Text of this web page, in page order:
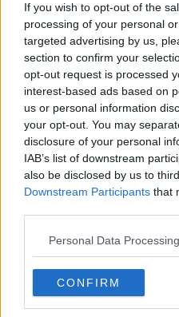
If you wish to opt-out of the
processing of your personal
targeted advertising by us,
section to confirm your
opt-out request is processed
interest-based ads based on
us or personal information
your opt-out. You may
disclosure of your personal
IAB’s list of downstream
also be disclosed by us to
Downstream Participants that
Personal Data
CONFIRM
Piazza della Costituzione si
pattinaggio in collaborazione
Piombino, in una pista gimkana
Bar Pinguino offrirà la merenda
piazza Verditroverà posto il
Bimb'Arte in collaborazione con
Battista Alberti e dell'Isis
laboratorio di disegno sarà
ovunque. In Cittadella, davanti
laboratori di archeologia
Allabiblioteca Falesiana, in via
sarà
l'Arci Pesca ed alla vela con la
La Banda Galantara terrà un
del Consiglio dei bambini e
Piombino,presso iGiardini di